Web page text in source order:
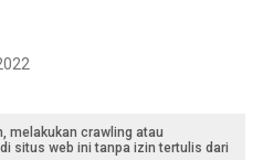
melakukan crawling atau
situs web ini tanpa izin tertulis dari